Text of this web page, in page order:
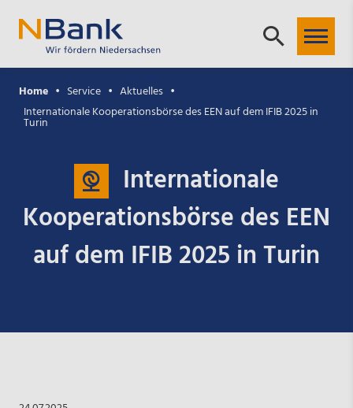
Home Service
Aktuelles
Internationale Kooperationsbörse des EEN auf dem IFIB 2025 in
Turin
Internationale
Kooperationsbörse des EEN
auf dem IFIB 2025 in Turin